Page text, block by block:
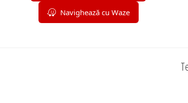
Navighează cu Waze